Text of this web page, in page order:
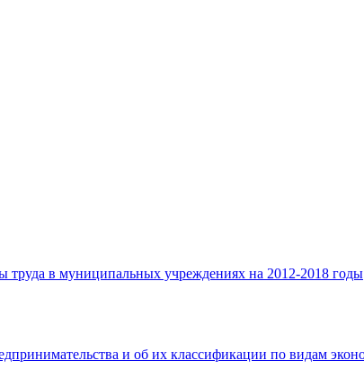
труда в муниципальных учреждениях на 2012-2018 годы
и об их классификации по видам